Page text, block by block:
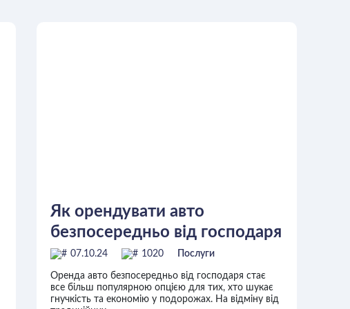
Як орендувати авто
безпосередньо від господаря
07.10.24 1020 Послуги
Оренда авто безпосередньо від господаря стає
все більш популярною опцією для тих, хто шукає
гнучкість та економію у подорожах. На відміну від